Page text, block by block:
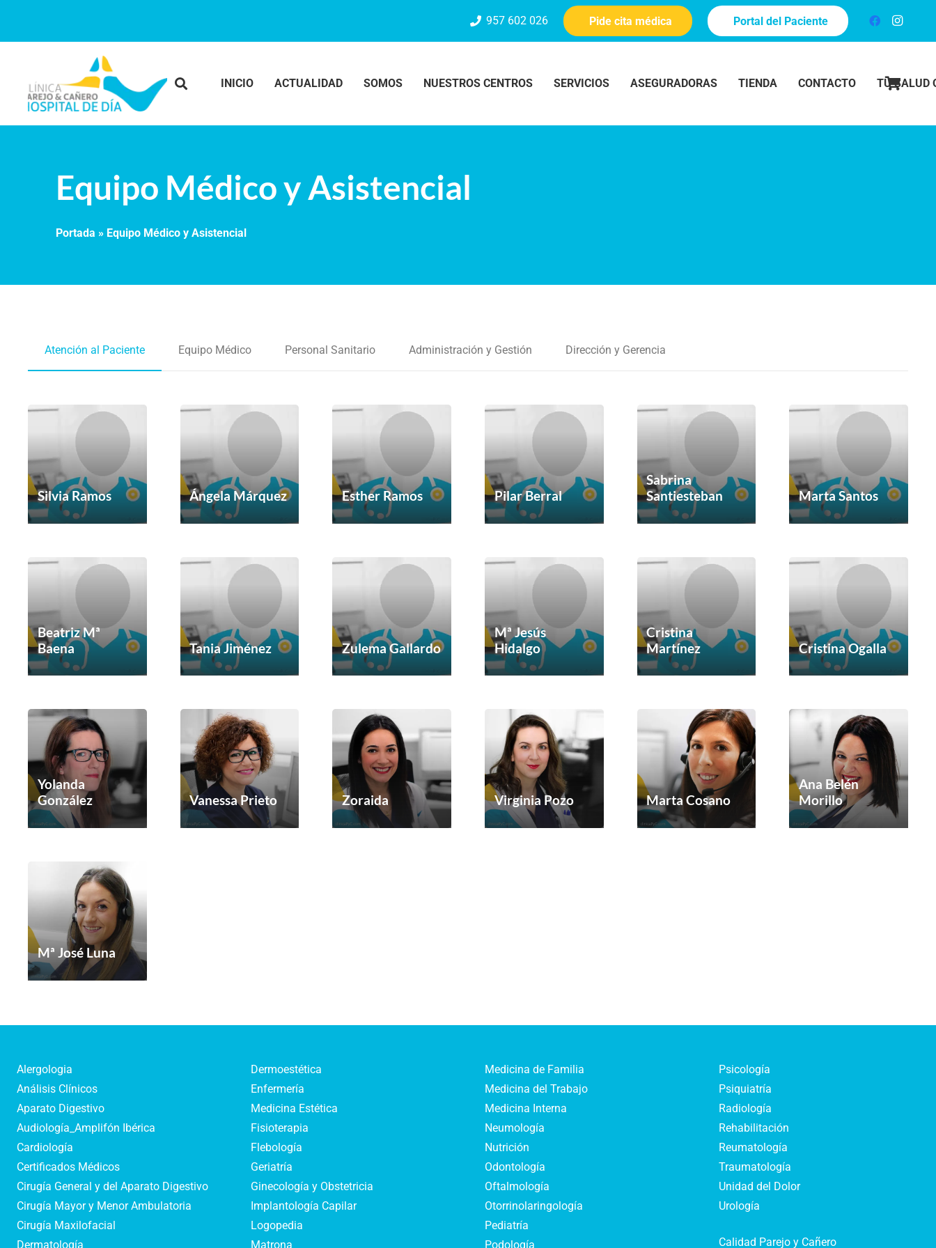
957 602 026 Pide cita médica Portal del Paciente
INICIO ACTUALIDAD SOMOS NUESTROS CENTROS SERVICIOS ASEGURADORAS TIENDA CONTACTO TU SALUD
Equipo Médico y Asistencial
Portada » Equipo Médico y Asistencial
Atención al Paciente Equipo Médico Personal Sanitario Administración y Gestión Dirección y Gerencia
Silvia Ramos Ángela Márquez Esther Ramos Pilar Berral
Sabrina
Santiesteban
Marta Santos
Beatriz Mª
Baena
Tania Jiménez Zulema Gallardo
Mª Jesús
Hidalgo
Cristina
Martínez
Cristina Ogalla
Yolanda
González
Vanessa Prieto Zoraida Virginia Pozo Marta Cosano
Ana Belén
Morillo
Mª José Luna
Alergologia
Análisis Clínicos
Aparato Digestivo
Audiología_Amplifón Ibérica
Cardiología
Certificados Médicos
Cirugía General y del Aparato Digestivo
Cirugía Mayor y Menor Ambulatoria
Cirugía Maxilofacial
Dermatología
Dermoestética
Enfermería
Medicina Estética
Fisioterapia
Flebología
Geriatría
Ginecología y Obstetricia
Implantología Capilar
Logopedia
Matrona
Medicina de Familia
Medicina del Trabajo
Medicina Interna
Neumología
Nutrición
Odontología
Oftalmología
Otorrinolaringología
Pediatría
Podología
Psicología
Psiquiatría
Radiología
Rehabilitación
Reumatología
Traumatología
Unidad del Dolor
Urología
Calidad Parejo y Cañero